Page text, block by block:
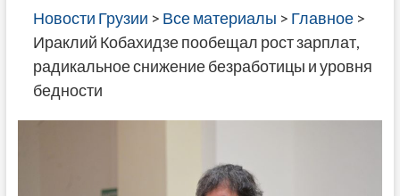
САЙТЕ
n
u
B
Новости Грузии > Все материалы > Главное>
Ираклий Кобахидзе пообещал рост зарплат,
радикальное снижение безработицы и уровня
бедности